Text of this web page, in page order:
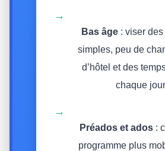
→
Bas âge: viser des
simples, peu de
d’hôtel et des
chaque jour
→
Préados et ados :
programme plus